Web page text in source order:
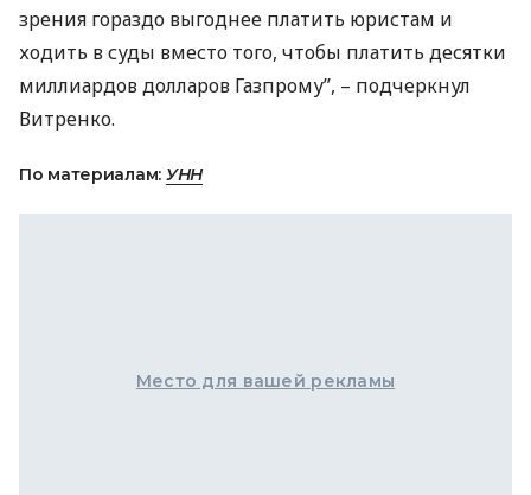
зрения гораздо выгоднее платить юристам и
ходить в суды вместо того, чтобы платить десятки
миллиардов долларов Газпрому”, – подчеркнул
Витренко.
По материалам: УНН
Место для вашей рекламы